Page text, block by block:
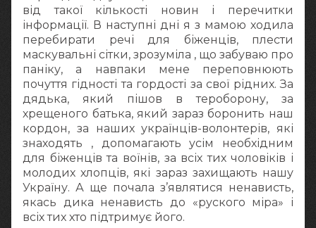
від такої кількості новин і перечитки
інформації. В наступні дні я з мамою ходила
перебирати речі для біженців, плести
маскувальні сітки, зрозуміла , що забуваю про
паніку, а навпаки мене переповнюють
почуття гідності та гордості за свої рідних. За
дядька, який пішов в тероборону, за
хрещеного батька, який зараз боронить наш
кордон, за наших українців-волонтерів, які
знаходять , допомагають усім необхідним
для біженців та воїнів, за всіх тих чоловіків і
молодих хлопців, які зараз захищають нашу
Україну. А ще почала з’являтися ненависть,
якась дика ненависть до «руского міра» і
всіх тих хто підтримує його.